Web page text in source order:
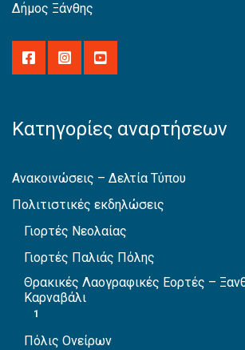
Δήμος Ξάνθης
Κατηγορίες αναρτήσεων
Ανακοινώσεις – Δελτία Τύπου
Πολιτιστικές εκδηλώσεις
Γιορτές Νεολαίας
Γιορτές Παλιάς Πόλης
Θρακικές Λαογραφικές Εορτές –
Καρναβάλι
1
Πόλις Ονείρων